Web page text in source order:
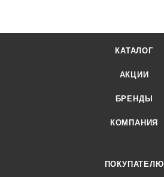
КАТАЛОГ
АКЦИИ
БРЕНДЫ
КОМПАНИЯ
ПОКУПАТЕЛЮ